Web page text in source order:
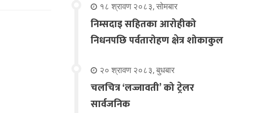
१८ श्रावण २०८३, सोमबार
निम्सदाइ सहितका आरोहीको
निधनपछि पर्वतारोहण क्षेत्र शोकाकुल
२० श्रावण २०८३, बुधबार
चलचित्र ‘लज्जावती’ को ट्रेलर
सार्वजनिक